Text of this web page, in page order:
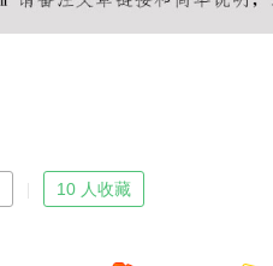
10 人收藏